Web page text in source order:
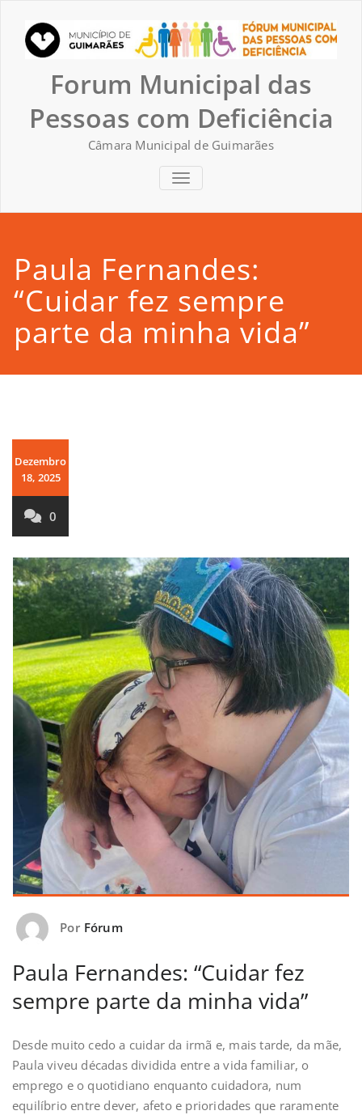
content
Forum Municipal das
Pessoas com Deficiência
Câmara Municipal de Guimarães
TOGGLE NAVIGATION
Paula Fernandes:
“Cuidar fez sempre
parte da minha vida”
Dezembro
18, 2025
0
Por Fórum
Paula Fernandes: “Cuidar fez
sempre parte da minha vida”
Desde muito cedo a cuidar da irmã e, mais tarde, da mãe,
Paula viveu décadas dividida entre a vida familiar, o
emprego e o quotidiano enquanto cuidadora, num
equilíbrio entre dever, afeto e prioridades que raramente